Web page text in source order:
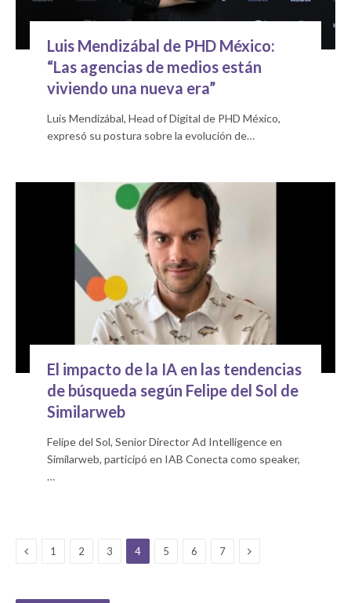
Luis Mendizábal de PHD México:
“Las agencias de medios están
viviendo una nueva era”
Luis Mendizábal, Head of Digital de PHD México,
expresó su postura sobre la evolución de…
El impacto de la IA en las tendencias
de búsqueda según Felipe del Sol de
Similarweb
Felipe del Sol, Senior Director Ad Intelligence en
Similarweb, participó en IAB Conecta como speaker,
…
Previous
1 2 3 4 5 6 7 Next